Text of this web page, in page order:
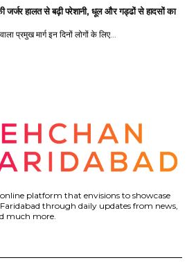
जर्जर हालत से बढ़ी परेशानी, धूल और गड्ढों से हादसों का
प्रमुख मार्ग इन दिनों लोगों के लिए...
platform that envisions to showcase
through daily updates from news,
much more.